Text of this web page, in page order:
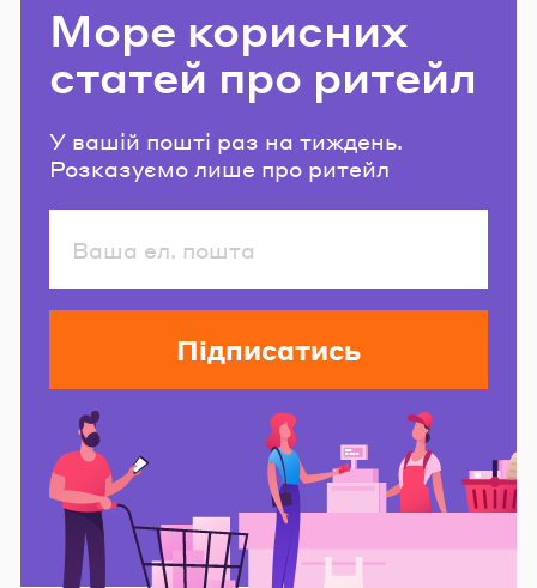
Море корисних
статей про ритейл
У вашій пошті раз на тиждень.
Розказуємо лише про ритейл
Підписатись